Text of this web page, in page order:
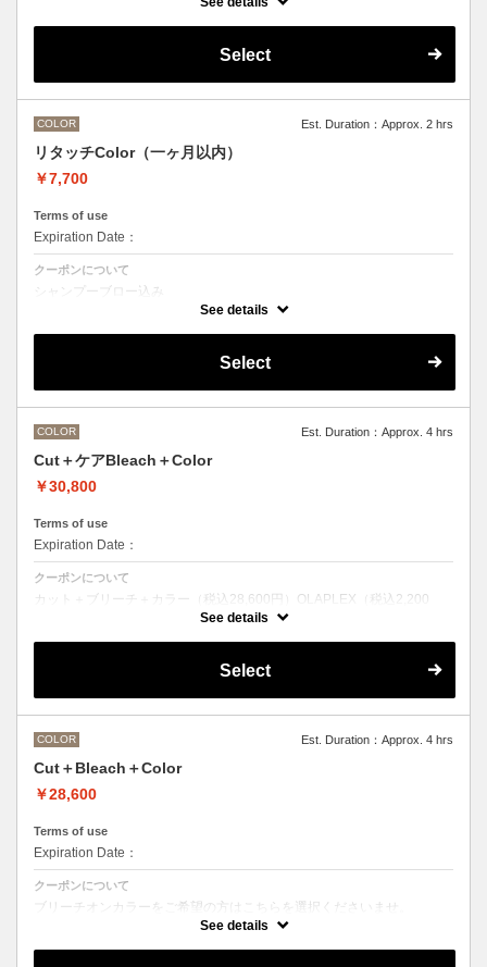
M ¥＋1100 L¥＋1650 LL¥＋2200
の方は別のメニューをお選びください。
Select
COLOR Est. Duration：Approx. 2 hrs
リタッチColor（一ヶ月以内）
￥7,700
Terms of use
Expiration Date：
クーポンについて
シャンプーブロー込み
ワンカラー（おしゃれ染め、白髪染め）の一ヶ月以内のリタッチメニュ
See details
Select
COLOR Est. Duration：Approx. 4 hrs
Cut＋ケアBleach＋Color
￥30,800
Terms of use
Expiration Date：
クーポンについて
カット＋ブリーチ＋カラー（税込28,600円）OLAPLEX（税込2,200
前処理剤OLAPLEXを使ったカット＋ブリーチ＋カラー
●ご希望の色やカラー履歴、デザインによっては１度のブリーチでは表
現できない場合がございます。
M ¥＋1100 L¥＋1650 LL¥＋2200
See details
Select
COLOR Est. Duration：Approx. 4 hrs
Cut＋Bleach＋Color
￥28,600
Terms of use
Expiration Date：
クーポンについて
ブリーチオンカラーをご希望の方はこちらを選択くださいませ。
現できない場合がございます。
See details